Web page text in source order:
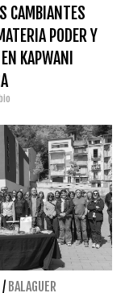
CAMBIANTES
PODER Y
KAPWANI
/ BALAGUER